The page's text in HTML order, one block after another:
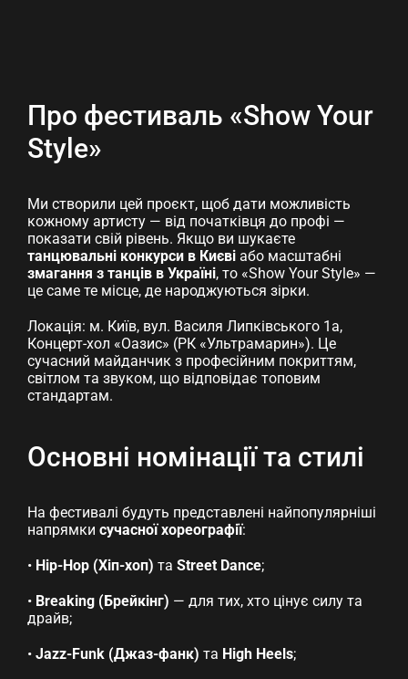
Про фестиваль «Show Your
Style»
Ми створили цей проєкт, щоб дати можливість
кожному артисту — від початківця до профі —
показати свій рівень. Якщо ви шукаєте
танцювальні конкурси в Києвіабо масштабні
змагання з танців в Україні, то «Show Your Style» —
це саме те місце, де народжуються зірки.
Локація: м. Київ, вул. Василя Липківського 1а,
Концерт-хол «Оазис» (РК «Ультрамарин»). Це
сучасний майданчик з професійним покриттям,
світлом та звуком, що відповідає топовим
стандартам.
Основні номінації та стилі
На фестивалі будуть представлені найпопулярніші
напрямки сучасної хореографії:
• Hip-Hop (Хіп-хоп) та Street Dance;
• Breaking (Брейкінг) — для тих, хто цінує силу та
драйв;
• Jazz-Funk (Джаз-фанк) та High Heels;